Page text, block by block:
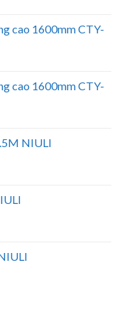
cao 1600mm CTY-
cao 1600mm CTY-
NIULI